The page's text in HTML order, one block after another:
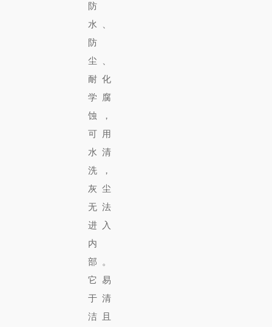
防
水、
防
尘、
耐化
学腐
蚀，
可用
水清
洗，
灰尘
无法
进入
内
部。
它易
于清
洁且